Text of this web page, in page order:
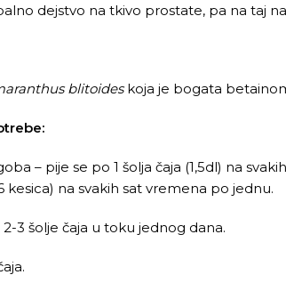
dejstvo na tkivo prostate, pa na taj
blitoideskoja je bogata
– pije se po 1 šolja čaja (1,5dl) na
kesica) na svakih sat vremena po jednu.
3 šolje čaja u toku jednog dana.